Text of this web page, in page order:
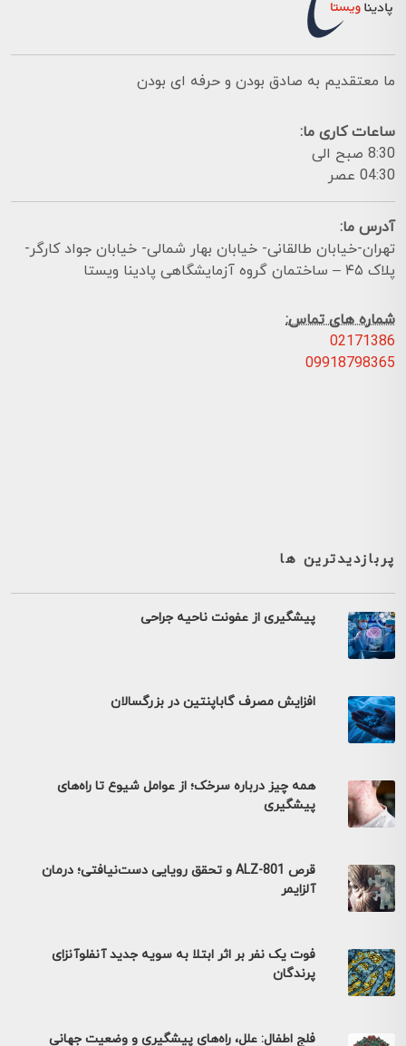
ما معتقدیم به صادق بودن و حرفه ای بودن
ساعات کاری ما:
8:30 صبح الی
04:30 عصر
آدرس ما:
تهران-خیابان طالقانی- خیابان بهار شمالی- خیابان جواد کارگر-
پلاک ۴۵ – ساختمان گروه آزمایشگاهی پادینا ویستا
شماره های تماس:
02171386
09918798365
پربازدیدترین ها
پیشگیری از عفونت ناحیه جراحی
افزایش مصرف گاباپنتین در بزرگسالان
همه چیز درباره سرخک؛ از عوامل شیوع تا راه‌های
پیشگیری
قرص ALZ-801 و تحقق رویایی دست‌نیافتی؛ درمان
آلزایمر
فوت یک نفر بر اثر ابتلا به سویه جدید آنفلوآنزای
پرندگان
فلج اطفال: علل، راه‌های پیشگیری و وضعیت جهانی